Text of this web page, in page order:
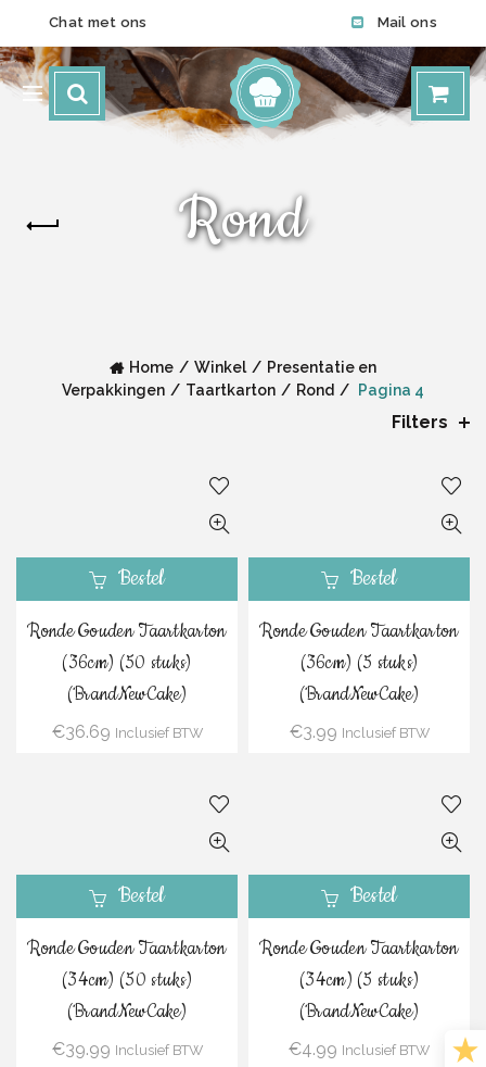
Chat met ons Mail ons
Rond
Home Winkel
Presentatie en
Verpakkingen
Taartkarton Rond Pagina 4
Filters
Bestel
Ronde Gouden Taartkarton
(36cm) (50 stuks)
(BrandNewCake)
€36.69 Inclusief BTW
Bestel
Ronde Gouden Taartkarton
(36cm) (5 stuks)
(BrandNewCake)
€3.99 Inclusief BTW
Bestel
Ronde Gouden Taartkarton
(34cm) (50 stuks)
(BrandNewCake)
€39.99 Inclusief BTW
Bestel
Ronde Gouden Taartkarton
(34cm) (5 stuks)
(BrandNewCake)
€4.99 Inclusief BTW